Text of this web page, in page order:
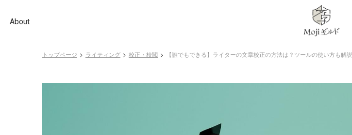
About
トップページ ライティング 校正・校閲 【誰でもできる】ライターの文章校正の方法は？ツールの使い方も解説